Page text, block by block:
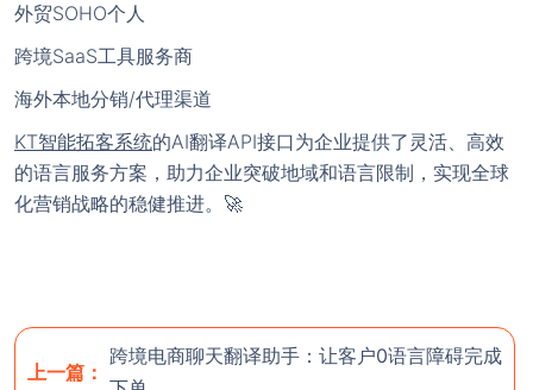
外贸SOHO个人
跨境SaaS工具服务商
海外本地分销/代理渠道
KT智能拓客系统的AI翻译API接口为企业提供了灵活、高效
的语言服务方案，助力企业突破地域和语言限制，实现全球
化营销战略的稳健推进。🚀
上一篇：
跨境电商聊天翻译助手：让客户0语言障碍完成